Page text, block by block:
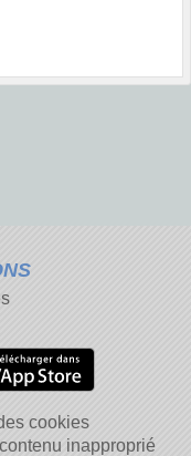
cookies
inapproprié